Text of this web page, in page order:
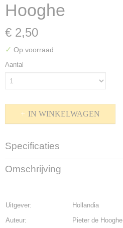
Hooghe
€ 2,50
✓ Op voorraad
Aantal
IN WINKELWAGEN
Specificaties
Productcode
K-1510-652
Omschrijving
Uitgever:
Hollandia
Auteur:
Pieter de Hooghe